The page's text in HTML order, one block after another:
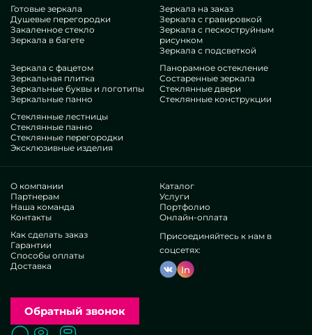
расценкой, не уступающий конкурентным копиям. Если вы
помышляете украсить свои точки, подбавить им гламура,
неповторимости, неукоснительно посмотрите наши
артикулы, от трельяжей с зеркалом в спальню и до
многообразных дополнений.
Заслуги нашей компании
всех продвинутые опыт, что не разочарует даже въедливых
посетителей. Настойчиво корпят над улучшением рабочих
потенциалов, предусматривают, как не останавливаться в
проблемных ситуациях. Разработают и сконструируют
Трельяж с зеркалом в спальню целиком.
Добились спрос различных крупных компаний и
частных заказчиков. Масса великолепных оценок —
ознакомьтесь самолично.
Действуем без дистрибьюторов, это дозволяет
исправлять наши порядки, создавать все проще,
занизить траты. Оттого вещи и услуги наподобие
трельяжей с зеркалом в спальню считаются
Местное изготовление позволяет запускать
характерные проекты, осуществлять любые фантазии.
Готовые зеркала
Душевые перегородки
Закаленное стекло
Зеркала в багете
Зеркала на заказ
Зеркала с гравировкой
Зеркала с пескоструйным
рисунком
Зеркала с подсветкой
Зеркала с фацетом
Зеркальная плитка
Зеркальные буквы и логотипы
Зеркальные панно
Панорамное остекление
Состаренные зеркала
Стеклянные двери
Стеклянные конструкции
Стеклянные лестницы
Стеклянные панно
Стеклянные перегородки
Эксклюзивные изделия
О компании
Партнерам
Наша команда
Контакты
Каталог
Услуги
Портфолио
Онлайн-оплата
Как сделать заказ
Гарантии
Способы оплаты
Доставка
Присоединяйтесь к нам в
соцсетях:
In
Обратный звонок